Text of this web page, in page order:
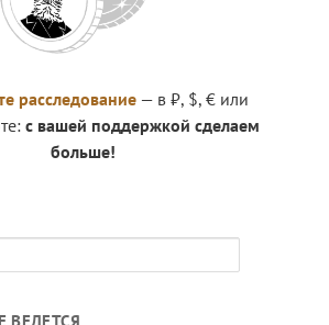
расследование — в ₽, $, € или
с вашей поддержкой сделаем
больше!